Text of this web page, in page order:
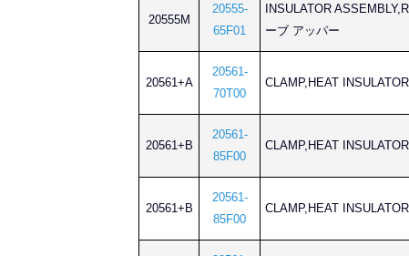
20555M
20555-
65F01
INSULATOR
ーブ アッパー
20561+A
20561-
70T00
CLAMP,HEAT
20561+B
20561-
85F00
CLAMP,HEAT
20561+B
20561-
85F00
CLAMP,HEAT